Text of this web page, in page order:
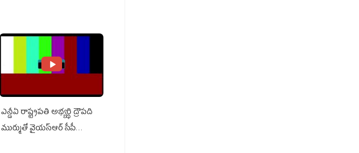
ఎన్డీఏ రాష్ట్ర‌ప‌తి అభ్య‌ర్థి ద్రౌప‌ది
ముర్ముతో వైయ‌స్ఆర్ సీపీ